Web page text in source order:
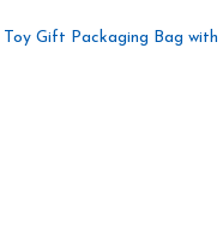
Gift Packaging Bag